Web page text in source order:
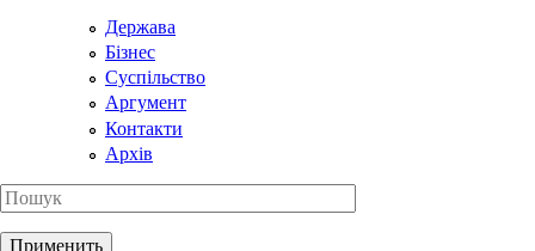
Держава
Бізнес
Суспільство
Аргумент
Контакти
Архів